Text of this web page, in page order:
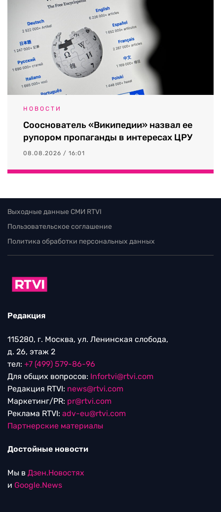
НОВОСТИ
Сооснователь «Википедии» назвал ее
рупором пропаганды в интересах ЦРУ
08.08.2026 / 16:01
Выходные данные СМИ RTVI
Пользовательское соглашение
Политика обработки персональных данных
Редакция
115280, г. Москва, ул. Ленинская слобода,
д. 26, этаж 2
тел: +7 (499) 579-86-96
Для общих вопросов: Infortvi@rtvi.com
Редакция RTVI: news@rtvi.com
Маркетинг/PR: pr@rtvi.com
Реклама RTVI: adv-eu@rtvi.com
Партнерские материалы
Достойные новости
Мы в Дзен.Новостях
и Google.News